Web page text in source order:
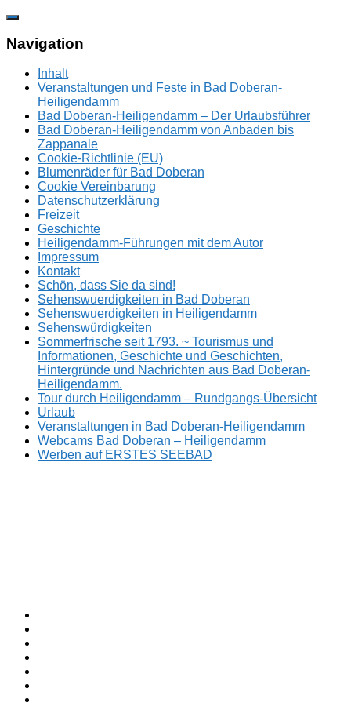
Zum
springen
Navigation
Inhalt
Veranstaltungen und Feste in Bad Doberan-
Heiligendamm
Bad Doberan-Heiligendamm – Der Urlaubsführer
Bad Doberan-Heiligendamm von Anbaden bis
Zappanale
Cookie-Richtlinie (EU)
Blumenräder für Bad Doberan
Cookie Vereinbarung
Datenschutzerklärung
Freizeit
Geschichte
Heiligendamm-Führungen mit dem Autor
Impressum
Kontakt
Schön, dass Sie da sind!
Sehenswuerdigkeiten in Bad Doberan
Sehenswuerdigkeiten in Heiligendamm
Sehenswürdigkeiten
Sommerfrische seit 1793. ~ Tourismus und
Informationen, Geschichte und Geschichten,
Hintergründe und Nachrichten aus Bad Doberan-
Heiligendamm.
Tour durch Heiligendamm – Rundgangs-Übersicht
Urlaub
Veranstaltungen in Bad Doberan-Heiligendamm
Webcams Bad Doberan – Heiligendamm
Werben auf ERSTES SEEBAD
ERSTES
SEEBAD
Sommerfrische
seit
1793.